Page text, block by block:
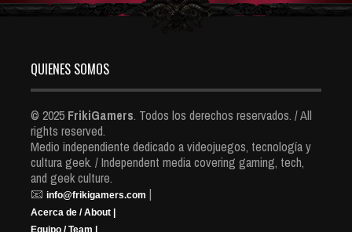
QUIENES SOMOS
© 2025 FrikiGamers. Todos los derechos reservados. / All
rights reserved.
Medio independiente dedicado a videojuegos, tecnología y
cultura geek. / Independent media covering gaming, tech,
and geek culture.
📧 info@frikigamers.com |
Acerca de / About |
Equipo / Team |